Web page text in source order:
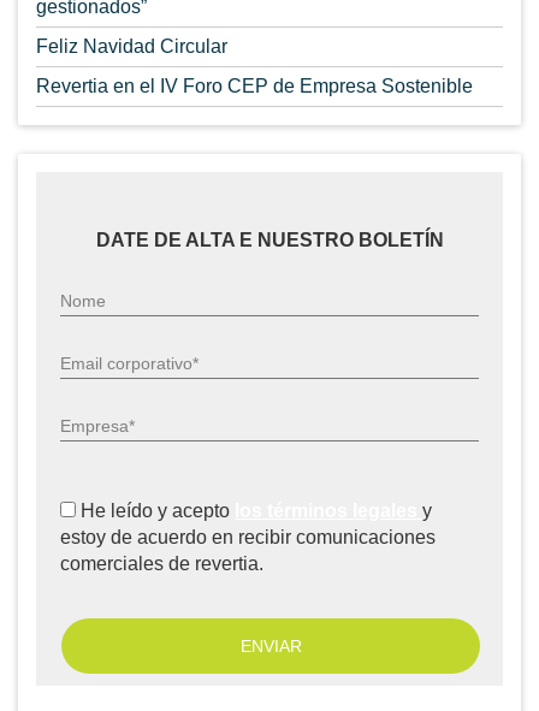
gestionados”
Feliz Navidad Circular
Revertia en el IV Foro CEP de Empresa Sostenible
DATE DE ALTA E NUESTRO BOLETÍN
Nome
Email corporativo*
Empresa*
He leído y acepto
y
estoy de acuerdo en recibir comunicaciones
comerciales de revertia.